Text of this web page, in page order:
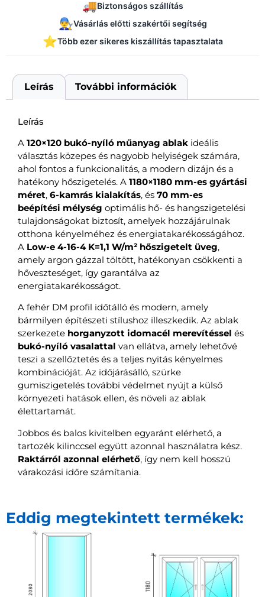
🚚Biztonságos szállítás
👨‍🔧Vásárlás előtti szakértői segítség
⭐Több ezer sikeres kiszállítás tapasztalata
Leírás További információk
Leírás
A 120×120 bukó-nyíló műanyag ablak ideális
választás közepes és nagyobb helyiségek számára,
ahol fontos a funkcionalitás, a modern dizájn és a
hatékony hőszigetelés. A 1180×1180 mm-es gyártási
méret, 6-kamrás kialakítás, és 70 mm-es
beépítési mélység optimális hő- és hangszigetelési
tulajdonságokat biztosít, amelyek hozzájárulnak
otthona kényelméhez és energiatakarékosságához.
A Low-e 4-16-4 K=1,1 W/m² hőszigetelt üveg,
amely argon gázzal töltött, hatékonyan csökkenti a
hőveszteséget, így garantálva az
energiatakarékosságot.
A fehér DM profil időtálló és modern, amely
bármilyen építészeti stílushoz illeszkedik. Az ablak
szerkezete horganyzott idomacél merevítéssel és
bukó-nyíló vasalattal van ellátva, amely lehetővé
teszi a szellőztetés és a teljes nyitás kényelmes
kombinációját. Az időjárásálló, szürke
gumiszigetelés további védelmet nyújt a külső
környezeti hatások ellen, és növeli az ablak
élettartamát.
Jobbos és balos kivitelben egyaránt elérhető, a
tartozék kilinccsel együtt azonnal használatra kész.
Raktárról azonnal elérhető, így nem kell hosszú
várakozási időre számítania.
Eddig megtekintett termékek: